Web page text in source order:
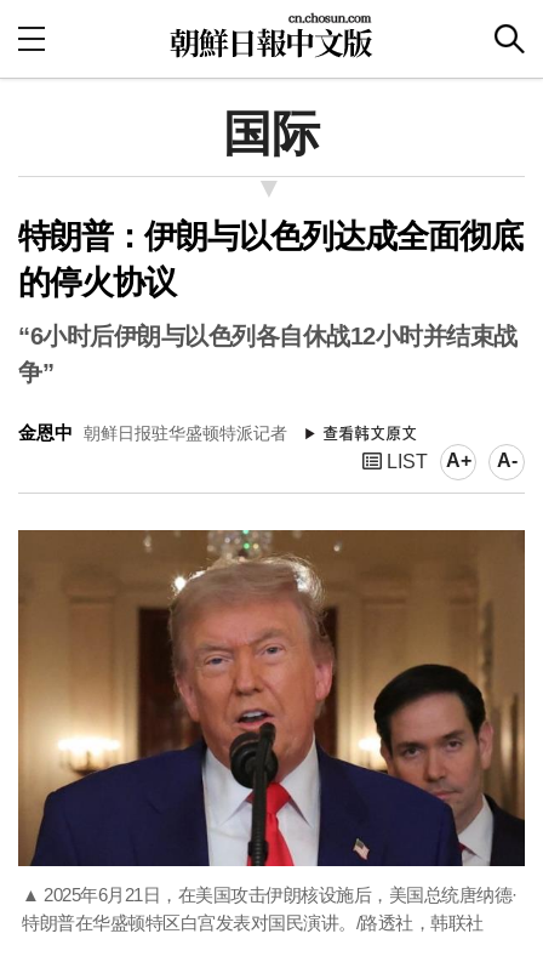
国际
特朗普：伊朗与以色列达成全面彻底
的停火协议
“6小时后伊朗与以色列各自休战12小时并结束战
争”
金恩中 朝鲜日报驻华盛顿特派记者
LIST A+ A-
▲ 2025年6月21日，在美国攻击伊朗核设施后，美国总统唐纳德·
特朗普在华盛顿特区白宫发表对国民演讲。/路透社，韩联社